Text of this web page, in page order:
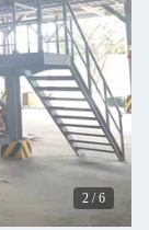
2 /6